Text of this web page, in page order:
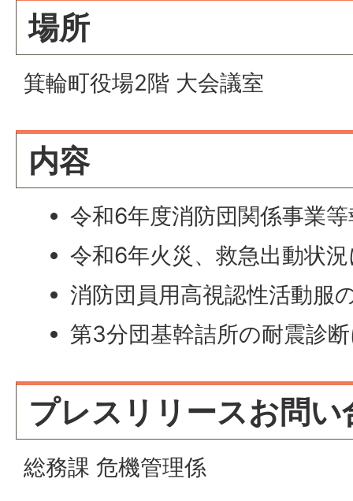
場所
箕輪町役場2階 大会議室
内容
令和6年度消防団関係事業
令和6年火災、救急出動状
消防団員用高視認性活動服
第3分団基幹詰所の耐震診
プレスリリースお問い
総務課 危機管理係